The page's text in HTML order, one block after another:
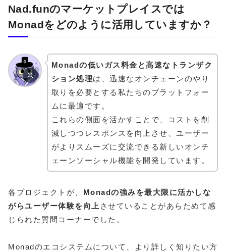
Nad.funのマーケットプレイスでは
Monadをどのように活用していますか？
Monadの低いガス料金と高速なトランザク
ション処理は、迅速なオンチェーンのやり
取りを必要とする私たちのプラットフォー
ムに最適です。
これらの側面を活かすことで、コストを削
減しつつレスポンスを向上させ、ユーザー
がよりスムーズに交流できる新しいオンチ
ェーンソーシャル機能を開発しています。
各プロジェクトが、 Monadの強みを最大限に活かしな
がらユーザー体験を向上 させていることがあらためて感
じられた質問コーナーでした。
Monadのエコシステムについて、より詳しく知りたい方